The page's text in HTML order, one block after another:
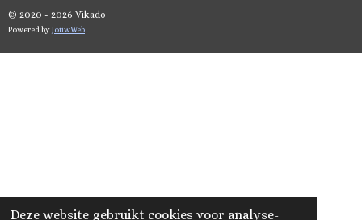
Deze website gebruikt cookies voor analyse-
© 2020 - 2026 Vikado
Powered byJouwWeb